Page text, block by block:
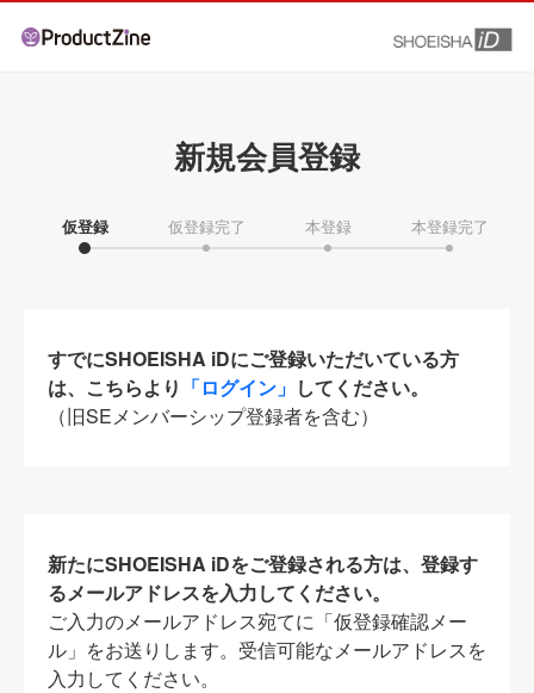
新規会員登録
仮登録 仮登録完了 本登録 本登録完了
すでにSHOEISHA iDにご登録いただいている方
は、こちらより 「ログイン」 してください。
（旧SEメンバーシップ登録者を含む）
新たにSHOEISHA iDをご登録される方は、登録す
るメールアドレスを入力してください。
ご入力のメールアドレス宛てに「仮登録確認メー
ル」をお送りします。受信可能なメールアドレスを
入力してください。